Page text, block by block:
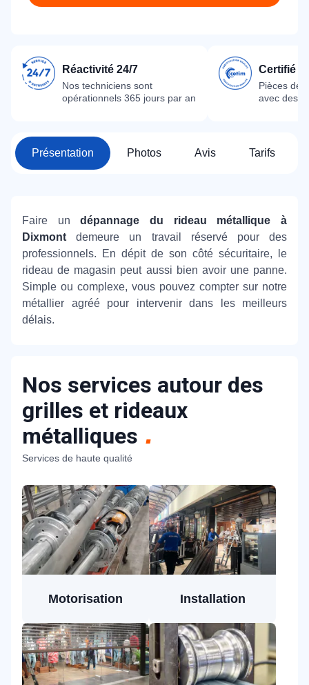
Réactivité 24/7
Nos techniciens sont
opérationnels 365 jours par an
Certifié
Pièces
avec des
Présentation Photos Avis Tarifs
Faire undépannage du rideau métallique à
Dixmont demeure un travail réservé pour des
professionnels. En dépit de son côté sécuritaire, le
rideau de magasin peut aussi bien avoir une panne.
Simple ou complexe, vous pouvez compter sur notre
métallier agréé pour intervenir dans les meilleurs
délais.
Nos services autour des
grilles et rideaux
métalliques
Services de haute qualité
Motorisation Installation